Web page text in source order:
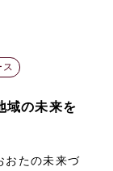
ス
域の未来を
おたの未来づ